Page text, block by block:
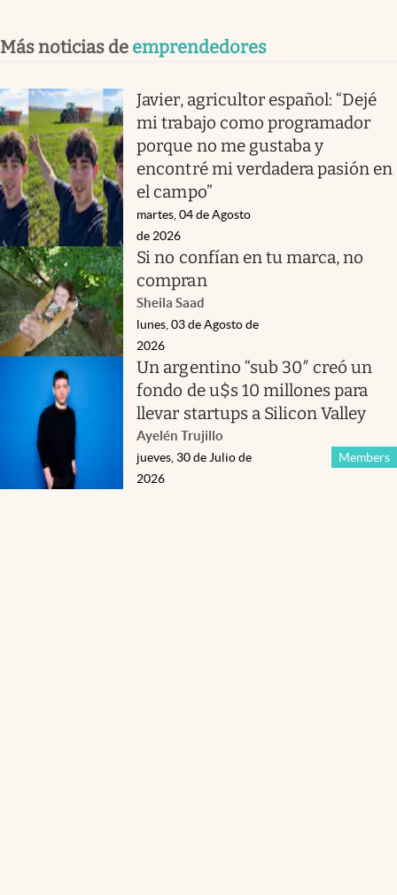
Más noticias de emprendedores
Javier, agricultor español: “Dejé
mi trabajo como programador
porque no me gustaba y
encontré mi verdadera pasión en
el campo”
martes, 04 de Agosto
de 2026
Si no confían en tu marca, no
compran
Sheila Saad
lunes, 03 de Agosto de
2026
Un argentino “sub 30″ creó un
fondo de u$s 10 millones para
llevar startups a Silicon Valley
Ayelén Trujillo
Members
jueves, 30 de Julio de
2026